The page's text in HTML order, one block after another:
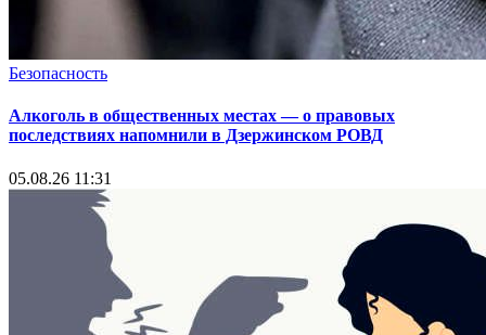
Безопасность
Алкоголь в общественных местах — о правовых
последствиях напомнили в Дзержинском РОВД
05.08.26 11:31